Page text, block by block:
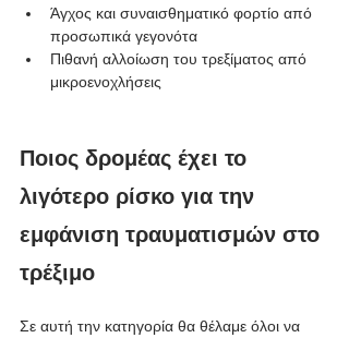
Άγχος και συναισθηματικό φορτίο από
προσωπικά γεγονότα
Πιθανή αλλοίωση του τρεξίματος από
μικροενοχλήσεις
Ποιος δρομέας έχει το
λιγότερο ρίσκο για την
εμφάνιση τραυματισμών στο
τρέξιμο
Σε αυτή την κατηγορία θα θέλαμε όλοι να